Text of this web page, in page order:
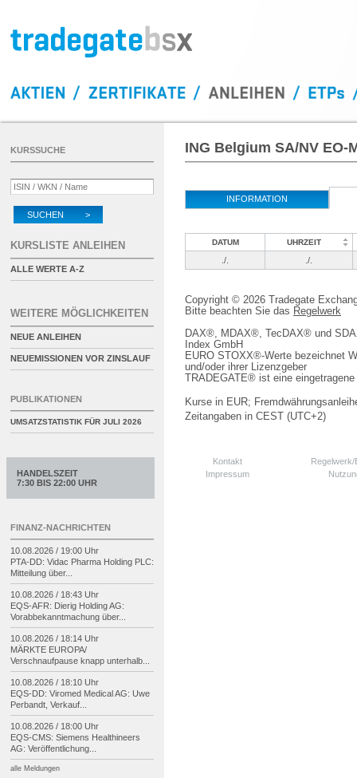
ING Belgium SA/NV EO-
INFORMATION
DATUM UHRZEIT
./. ./.
Copyright © 2026 Tradegate
Bitte beachten Sie das Regelwerk
DAX®, MDAX®, TecDAX® und
Index GmbH
EURO STOXX®-Werte bezeichnet
und/oder ihrer Lizenzgeber
TRADEGATE® ist eine
Kurse in EUR;
Zeitangaben in CEST (UTC+2)
Kontakt
Impressum
KURSSUCHE
SUCHEN >
KURSLISTE ANLEIHEN
ALLE WERTE A-Z
WEITERE MÖGLICHKEITEN
NEUE ANLEIHEN
NEUEMISSIONEN VOR ZINSLAUF
PUBLIKATIONEN
UMSATZSTATISTIK FÜR JULI 2026
HANDELSZEIT
7:30 BIS 22:00 UHR
FINANZ-NACHRICHTEN
10.08.2026 / 19:00 Uhr
PTA-DD: Vidac Pharma Holding PLC:
Mitteilung über...
10.08.2026 / 18:43 Uhr
EQS-AFR: Dierig Holding AG:
Vorabbekanntmachung über...
10.08.2026 / 18:14 Uhr
MÄRKTE EUROPA/
Verschnaufpause knapp unterhalb...
10.08.2026 / 18:10 Uhr
EQS-DD: Viromed Medical AG: Uwe
Perbandt, Verkauf...
10.08.2026 / 18:00 Uhr
EQS-CMS: Siemens Healthineers
AG: Veröffentlichung...
alle Meldungen